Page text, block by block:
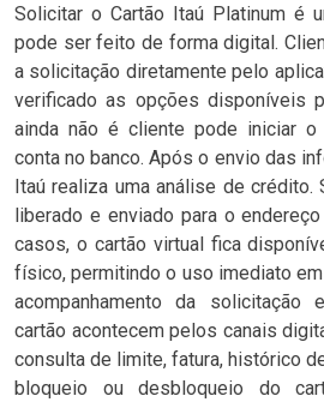
Solicitar o Cartão Itaú Platinum é
pode ser feito de forma digital.
a solicitação diretamente pelo
verificado as opções disponíveis
ainda não é cliente pode iniciar o
conta no banco. Após o envio das
Itaú realiza uma análise de crédito.
liberado e enviado para o
casos, o cartão virtual fica
físico, permitindo o uso imediato
acompanhamento da solicitação
cartão acontecem pelos canais
consulta de limite, fatura, histórico
bloqueio ou desbloqueio do